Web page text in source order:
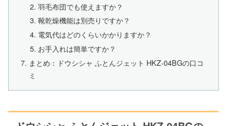
羽毛布団でも使えますか？
靴乾燥機能は別売りですか？
電気代はどのくらいかかりますか？
お手入れは簡単ですか？
まとめ：ドウシシャ ふとんジェット HKZ-04BGの口コ
ミ